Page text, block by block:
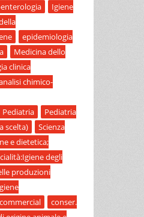
Igiene
epidemiologia
Medicina dello
clinica
chimico-
Pediatria
Pediatria
scelta)
Scienza
e dietetica;
degli
produzioni
commercial
conser.